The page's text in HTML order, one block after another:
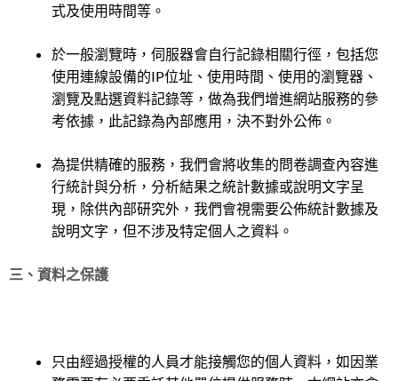
式及使用時間等。
於一般瀏覽時，伺服器會自行記錄相關行徑，包括您
使用連線設備的IP位址、使用時間、使用的瀏覽器、
瀏覽及點選資料記錄等，做為我們增進網站服務的參
考依據，此記錄為內部應用，決不對外公佈。
為提供精確的服務，我們會將收集的問卷調查內容進
行統計與分析，分析結果之統計數據或說明文字呈
現，除供內部研究外，我們會視需要公佈統計數據及
說明文字，但不涉及特定個人之資料。
三、資料之保護
只由經過授權的人員才能接觸您的個人資料，如因業